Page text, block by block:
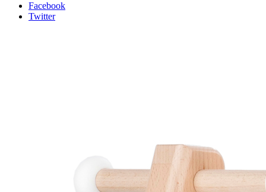
Facebook
Twitter